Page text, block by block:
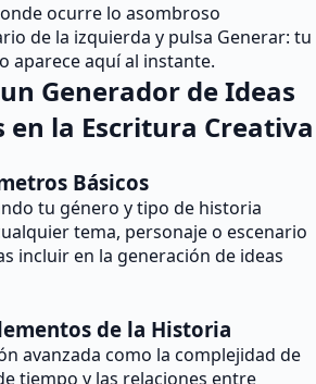
ocurre lo asombroso
de la izquierda y pulsa Generar: tu
aparece aquí al instante.
Generador de Ideas
en la Escritura Creativa
Básicos
tu género y tipo de historia
tema, personaje o escenario
incluir en la generación de ideas
de la Historia
avanzada como la complejidad de
tiempo y las relaciones entre